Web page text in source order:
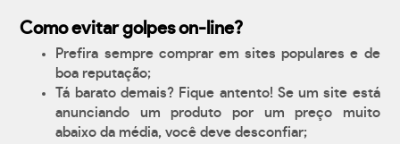
Como evitar golpes on-line?
Prefira sempre comprar em sites populares e de
boa reputação;
Tá barato demais? Fique antento! Se um site está
anunciando um produto por um preço muito
abaixo da média, você deve desconfiar;